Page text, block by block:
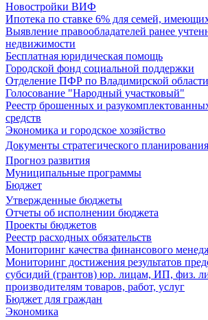
Новостройки ВИФ
Ипотека по ставке 6% для семей,
Выявление правообладателей ранее
недвижимости
Бесплатная юридическая помощь
Городской фонд социальной поддержки
Отделение ПФР по Владимирской области
Голосование "Народный участковый"
Реестр брошенных и
средств
Экономика и городское хозяйство
Документы стратегического планирования
Прогноз развития
Муниципальные программы
Бюджет
Утвержденные бюджеты
Отчеты об исполнении бюджета
Проекты бюджетов
Реестр расходных обязательств
Мониторинг качества финансового
Мониторинг достижения результатов
субсидий (грантов) юр. лицам, ИП, физ.
производителям товаров, работ, услуг
Бюджет для граждан
Экономика